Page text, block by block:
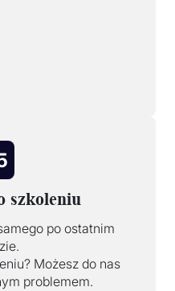
szkoleniu
po ostatnim
Możesz do nas
problemem.